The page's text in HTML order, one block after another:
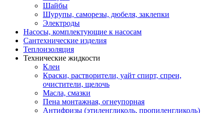
Шайбы
Шурупы, саморезы, дюбеля, заклепки
Электроды
Насосы, комплектующие к насосам
Сантехнические изделия
Теплоизоляция
Технические жидкости
Клеи
Краски, растворители, уайт спирт, спреи,
очистители, щелочь
Масла, смазки
Пена монтажная, огнеупорная
Антифризы (этиленгликоль, пропиленгликоль)